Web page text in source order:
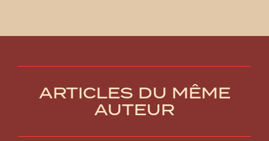
ARTICLES DU MÊME
AUTEUR